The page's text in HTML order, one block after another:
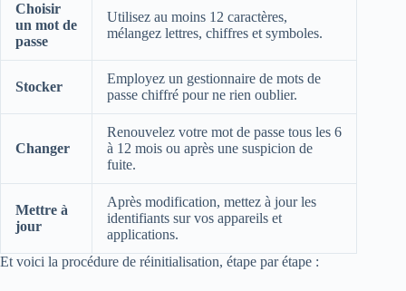
Choisir
un mot de
passe
Utilisez au moins 12 caractères,
mélangez lettres, chiffres et symboles.
Stocker
Employez un gestionnaire de mots de
passe chiffré pour ne rien oublier.
Changer
Renouvelez votre mot de passe tous les 6
à 12 mois ou après une suspicion de
fuite.
Mettre à
jour
Après modification, mettez à jour les
identifiants sur vos appareils et
applications.
Et voici la procédure de réinitialisation, étape par étape :